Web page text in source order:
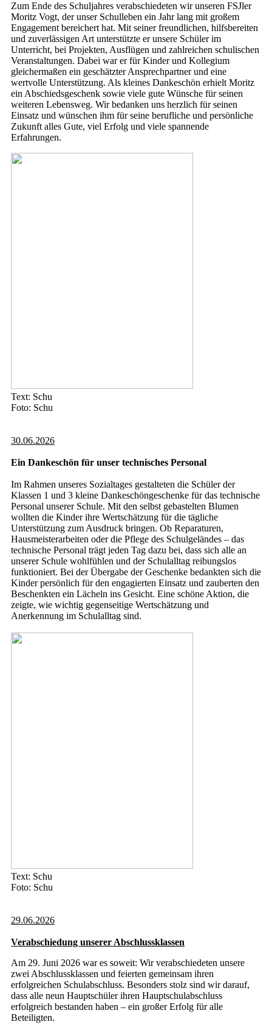
Zum Ende des Schuljahres verabschiedeten wir unseren FSJler
Moritz Vogt, der unser Schulleben ein Jahr lang mit großem
Engagement bereichert hat. Mit seiner freundlichen, hilfsbereiten
und zuverlässigen Art unterstützte er unsere Schüler im
Unterricht, bei Projekten, Ausflügen und zahlreichen schulischen
Veranstaltungen. Dabei war er für Kinder und Kollegium
gleichermaßen ein geschätzter Ansprechpartner und eine
wertvolle Unterstützung. Als kleines Dankeschön erhielt Moritz
ein Abschiedsgeschenk sowie viele gute Wünsche für seinen
weiteren Lebensweg. Wir bedanken uns herzlich für seinen
Einsatz und wünschen ihm für seine berufliche und persönliche
Zukunft alles Gute, viel Erfolg und viele spannende
Erfahrungen.
Text: Schu
Foto: Schu
30.06.2026
Ein Dankeschön für unser technisches Personal
Im Rahmen unseres Sozialtages gestalteten die Schüler der
Klassen 1 und 3 kleine Dankeschöngeschenke für das technische
Personal unserer Schule. Mit den selbst gebastelten Blumen
wollten die Kinder ihre Wertschätzung für die tägliche
Unterstützung zum Ausdruck bringen. Ob Reparaturen,
Hausmeisterarbeiten oder die Pflege des Schulgeländes – das
technische Personal trägt jeden Tag dazu bei, dass sich alle an
unserer Schule wohlfühlen und der Schulalltag reibungslos
funktioniert. Bei der Übergabe der Geschenke bedankten sich die
Kinder persönlich für den engagierten Einsatz und zauberten den
Beschenkten ein Lächeln ins Gesicht. Eine schöne Aktion, die
zeigte, wie wichtig gegenseitige Wertschätzung und
Anerkennung im Schulalltag sind.
Text: Schu
Foto: Schu
29.06.2026
Verabschiedung unserer Abschlussklassen
Am 29. Juni 2026 war es soweit: Wir verabschiedeten unsere
zwei Abschlussklassen und feierten gemeinsam ihren
erfolgreichen Schulabschluss. Besonders stolz sind wir darauf,
dass alle neun Hauptschüler ihren Hauptschulabschluss
erfolgreich bestanden haben – ein großer Erfolg für alle
Beteiligten.